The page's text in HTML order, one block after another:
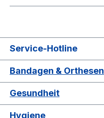
Service-Hotline
Bandagen & Orthesen
Gesundheit
Hygiene